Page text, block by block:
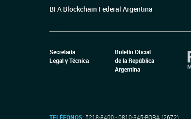
BFA Blockchain Federal Argentina
Secretaría
Legal y Técnica
Boletín Oficial
de la República
Argentina
TELÉFONOS: 5218-8400 - 0810-345-BORA (2672)